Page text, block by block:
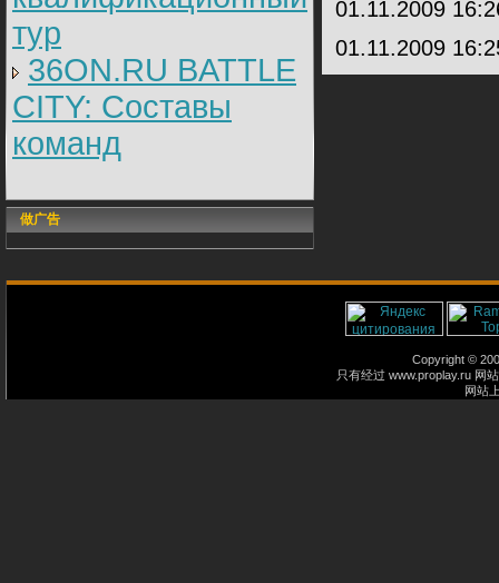
тур
36ON.RU BATTLE
CITY: Составы
команд
做广告
01.11.2009
01.11.2009
Copyright ©
只有经过 www.proplay.ru 网
网站